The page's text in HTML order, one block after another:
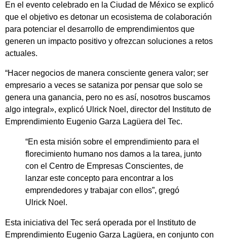
En el evento celebrado en la Ciudad de México se explicó
que el objetivo es detonar un ecosistema de colaboración
para potenciar el desarrollo de emprendimientos que
generen un impacto positivo y ofrezcan soluciones a retos
actuales.
“Hacer negocios de manera consciente genera valor; ser
empresario a veces se sataniza por pensar que solo se
genera una ganancia, pero no es así, nosotros buscamos
algo integral», explicó Ulrick Noel, director del Instituto de
Emprendimiento Eugenio Garza Lagüera del Tec.
“En esta misión sobre el emprendimiento para el
florecimiento humano nos damos a la tarea, junto
con el Centro de Empresas Conscientes, de
lanzar este concepto para encontrar a los
emprendedores y trabajar con ellos”, gregó
Ulrick Noel.
Esta iniciativa del Tec será operada por el Instituto de
Emprendimiento Eugenio Garza Lagüera, en conjunto con